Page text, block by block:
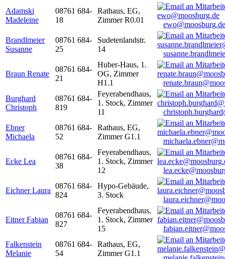
Adamski
Madeleine
08761 684-
18
Rathaus, EG,
Zimmer R0.01
ewo@moosburg.de
Brandlmeier
Susanne
08761 684-
25
Sudetenlandstr.
14
Braun Renate
08761 684-
21
Huber-Haus, 1.
OG, Zimmer
H1.1
Burghard
Christoph
08761 684-
819
Feyerabendhaus,
1. Stock, Zimmer
11
Ebner
Michaela
08761 684-
52
Rathaus, EG,
Zimmer G1.1
Ecke Lea
08761 684-
38
Feyerabendhaus,
1. Stock, Zimmer
12
Eichner Laura
08761 684-
824
Hypo-Gebäude,
3. Stock
Eitner Fabian
08761 684-
827
Feyerabendhaus,
1. Stock, Zimmer
15
Falkenstein
Melanie
08761 684-
54
Rathaus, EG,
Zimmer G1.1